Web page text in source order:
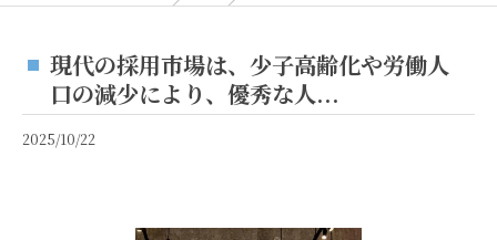
現代の採用市場は、少子高齢化や労働人
口の減少により、優秀な人...
2025/10/22